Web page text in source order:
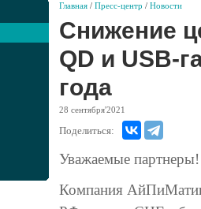
Главная / Пресс-центр / Новости
Снижение
QD и USB-
года
28 сентября'2021
Поделиться:
Уважаемые партнеры!
Компания